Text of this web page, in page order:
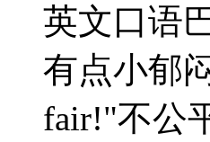
英文口语
有点小郁
fair!"不公